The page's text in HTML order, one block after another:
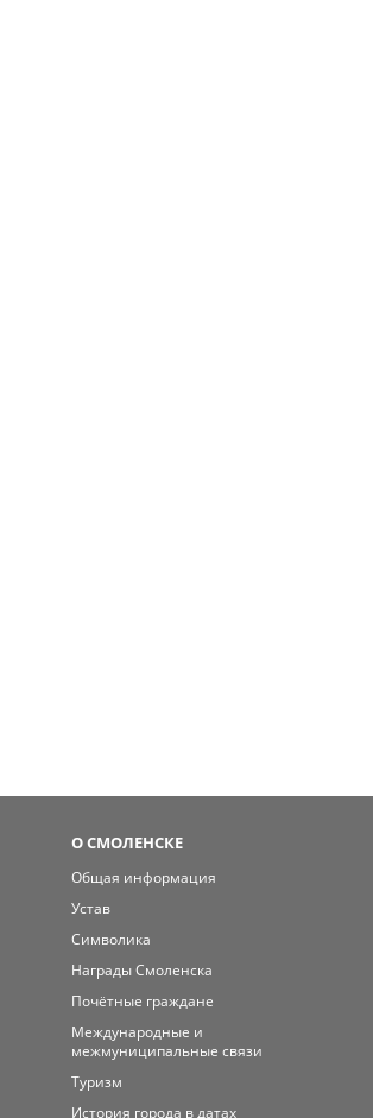
О СМОЛЕНСКЕ
Общая информация
Устав
Символика
Награды Смоленска
Почётные граждане
Международные и
межмуниципальные связи
Туризм
История города в датах